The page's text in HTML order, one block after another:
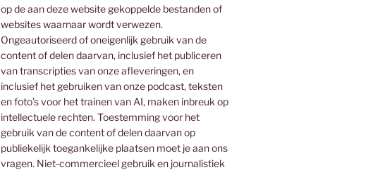
op de aan deze website gekoppelde bestanden of
websites waarnaar wordt verwezen.
Ongeautoriseerd of oneigenlijk gebruik van de
content of delen daarvan, inclusief het publiceren
van transcripties van onze afleveringen, en
inclusief het gebruiken van onze podcast, teksten
en foto’s voor het trainen van AI, maken inbreuk op
intellectuele rechten. Toestemming voor het
gebruik van de content of delen daarvan op
publiekelijk toegankelijke plaatsen moet je aan ons
vragen. Niet-commercieel gebruik en journalistiek